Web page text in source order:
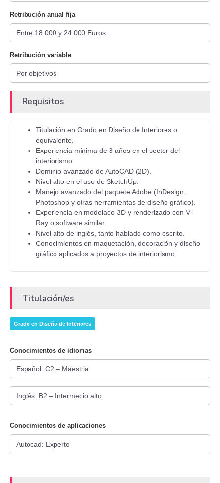
Retribución anual fija
Retribución variable
Requisitos
Titulación en Grado en Diseño de Interiores o
equivalente.
Experiencia mínima de 3 años en el sector del
interiorismo.
Dominio avanzado de AutoCAD (2D).
Nivel alto en el uso de SketchUp.
Manejo avanzado del paquete Adobe (InDesign,
Photoshop y otras herramientas de diseño gráfico).
Experiencia en modelado 3D y renderizado con V-
Ray o software similar.
Nivel alto de inglés, tanto hablado como escrito.
Conocimientos en maquetación, decoración y diseño
gráfico aplicados a proyectos de interiorismo.
Titulación/es
Grado en Diseño de Interiores
Conocimientos de idiomas
Conocimientos de aplicaciones